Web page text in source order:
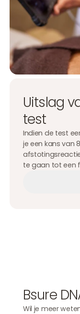
Uitslag
test
Indien de test
je een kans van
te gaan tot een
Bsure
Wil je meer